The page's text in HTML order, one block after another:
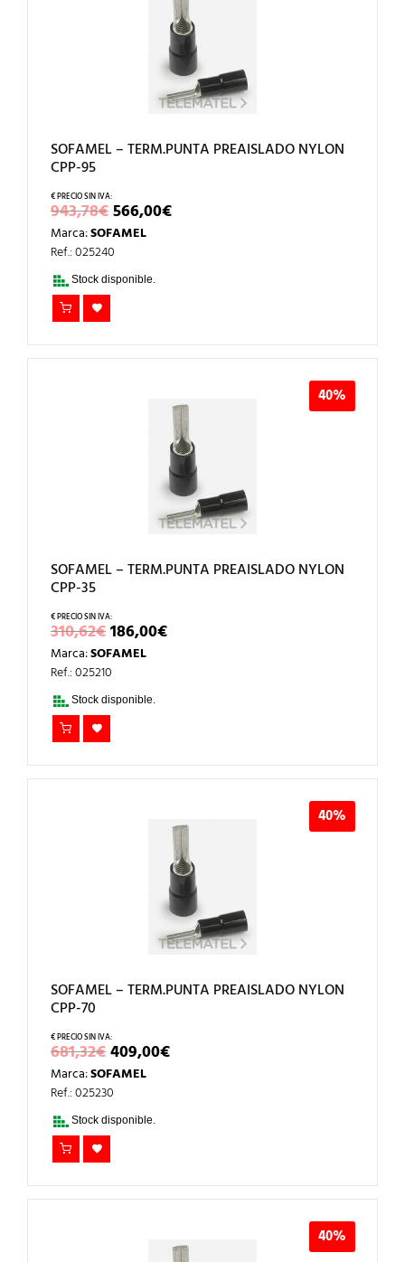
SOFAMEL – TERM.PUNTA PREAISLADO NYLON
CPP-95
943,78€EL
PRECIO
ORIGINAL
ERA:943,78€.
566,00€EL
PRECIO
Marca:SOFAMEL
Ref.: 025240
Stock disponible.
40%
SOFAMEL – TERM.PUNTA PREAISLADO NYLON
CPP-35
310,62€EL
PRECIO
ORIGINAL
ERA:310,62€.
186,00€EL
PRECIO
Marca:SOFAMEL
Ref.: 025210
Stock disponible.
40%
SOFAMEL – TERM.PUNTA PREAISLADO NYLON
CPP-70
681,32€EL
PRECIO
ORIGINAL
ERA:681,32€.
409,00€EL
PRECIO
Marca:SOFAMEL
Ref.: 025230
Stock disponible.
40%